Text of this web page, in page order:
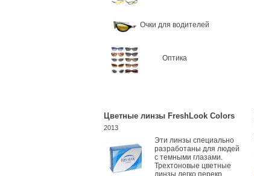
Очки для водителей
Оптика
Цветные линзы FreshLook Colors
2013
Эти линзы специально
разработаны для людей
с темными глазами.
Трехтоновые цветные
линзы легко перекр...